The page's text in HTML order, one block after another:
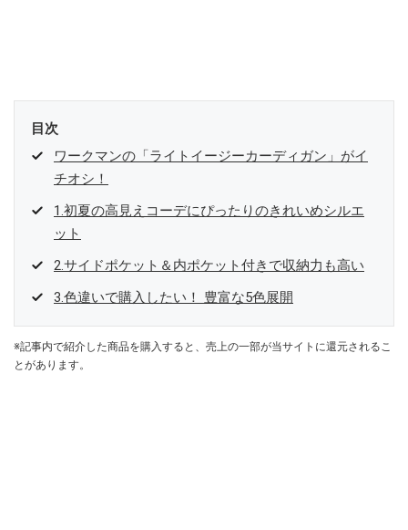
目次
ワークマンの「ライトイージーカーディガン」がイ
チオシ！
1.初夏の高見えコーデにぴったりのきれいめシルエ
ット
2.サイドポケット＆内ポケット付きで収納力も高い
3.色違いで購入したい！ 豊富な5色展開
※記事内で紹介した商品を購入すると、売上の一部が当サイトに還元されるこ
とがあります。